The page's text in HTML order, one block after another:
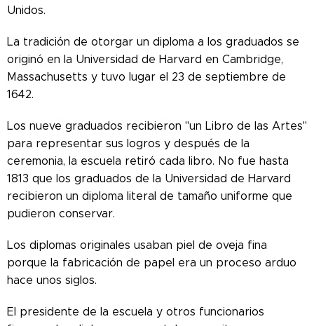
Unidos.
La tradición de otorgar un diploma a los graduados se
originó en la Universidad de Harvard en Cambridge,
Massachusetts y tuvo lugar el 23 de septiembre de
1642.
Los nueve graduados recibieron "un Libro de las Artes"
para representar sus logros y después de la
ceremonia, la escuela retiró cada libro. No fue hasta
1813 que los graduados de la Universidad de Harvard
recibieron un diploma literal de tamaño uniforme que
pudieron conservar.
Los diplomas originales usaban piel de oveja fina
porque la fabricación de papel era un proceso arduo
hace unos siglos.
El presidente de la escuela y otros funcionarios